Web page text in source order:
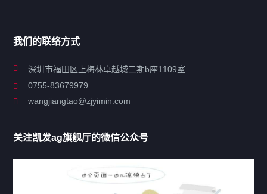
联系凯发ag旗舰厅
我们的联络方式
深圳市福田区上梅林卓越城二期b座1109室
0755-83679979
wangjiangtao@zjyimin.com
关注凯发ag旗舰厅的微信公众号